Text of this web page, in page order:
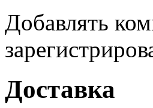
Добавлять
Доставка